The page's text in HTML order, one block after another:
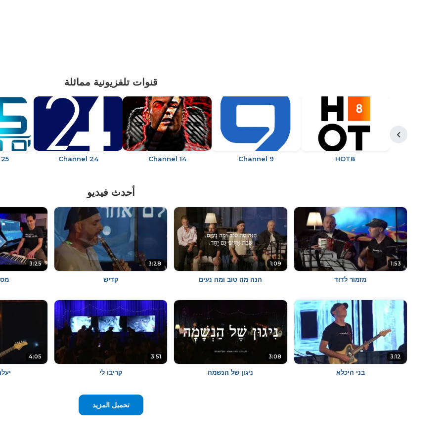
قنوات تلفزيونية مماثلة
HOT8
Channel 9
Channel 14
Channel 24
أحدث فيديو
1:53
מזמור לדוד
1:09
הנה מה טוב ומה נעים
3:28
קדיש
3:25
3:12
בני היכלא
3:08
ניגון של הנשמה
3:51
קריבו לי
4:05
تحميل المزيد